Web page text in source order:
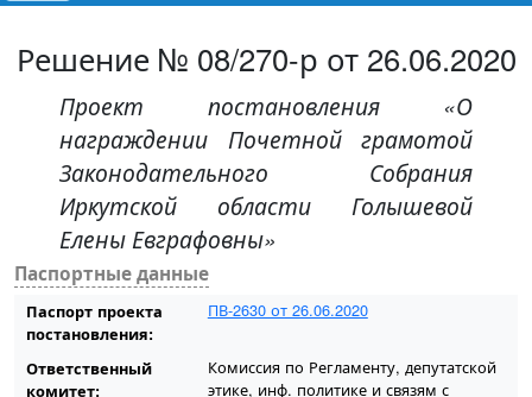
Решение № 08/270-р от 26.06.2020
Проект постановления «О
награждении Почетной грамотой
Законодательного Собрания
Иркутской области Голышевой
Елены Евграфовны»
Паспортные данные
Паспорт проекта
постановления:
ПВ-2630 от 26.06.2020
Ответственный
комитет:
Комиссия по Регламенту, депутатской
этике, инф. политике и связям с